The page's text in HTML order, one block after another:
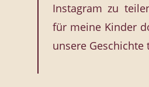
Instagram zu
für meine Kinder
unsere Geschichte